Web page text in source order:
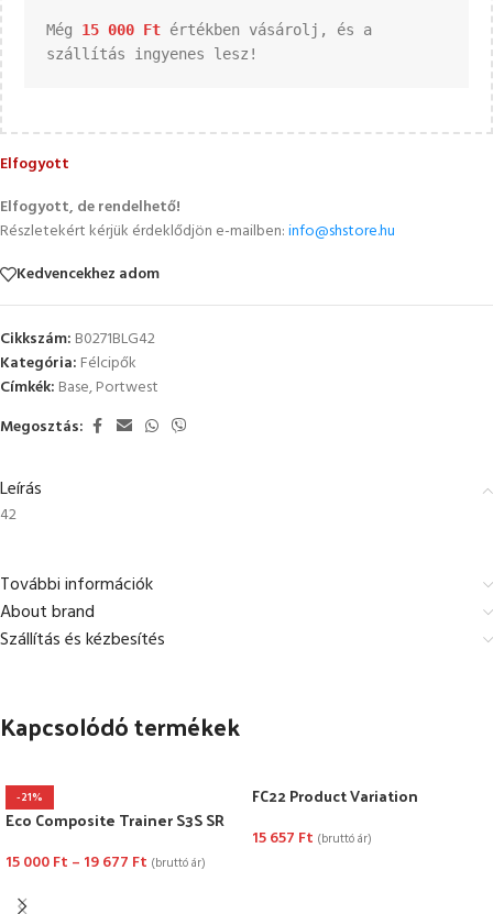
Még 15 000 Ft értékben vásárolj, és a
szállítás ingyenes lesz!
Elfogyott
Elfogyott, de rendelhető!
Részletekért kérjük érdeklődjön e-mailben:info@shstore.hu
Kedvencekhez adom
Cikkszám: B0271BLG42
Kategória: Félcipők
Címkék: Base,Portwest
Megosztás:
Leírás
42
További információk
About brand
Szállítás és kézbesítés
Kapcsolódó termékek
-21%
Eco Composite Trainer S3S SR
15 000Ft – 19 677 Ft (bruttó ár)
OPCIÓK VÁLASZTÁSA
FC22 Product Variation
15 657 Ft (bruttó ár)